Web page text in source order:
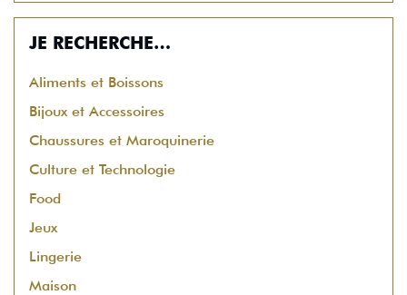
JE RECHERCHE…
Aliments et Boissons
Bijoux et Accessoires
Chaussures et Maroquinerie
Culture et Technologie
Food
Jeux
Lingerie
Maison